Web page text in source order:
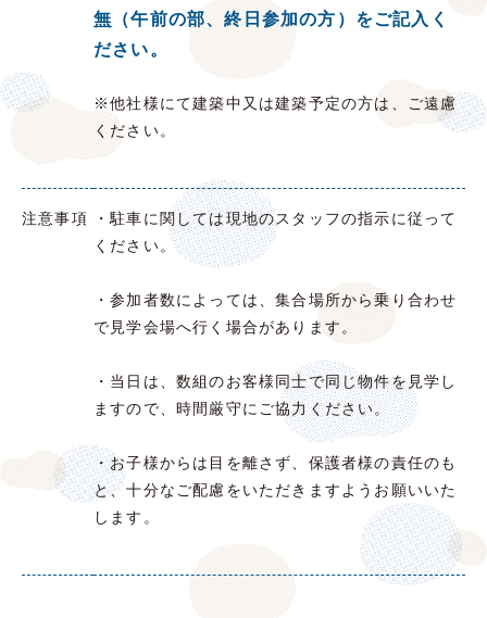
無 （午前の部、終日参加の方）をご記入く
ださい。
※他社様にて建築中又は建築予定の方は、ご遠慮
ください。
注意事項
・駐車に関しては現地のスタッフの指示に従って
ください。
・参加者数によっては、集合場所から乗り合わせ
で見学会場へ行く場合があります。
・当日は、数組のお客様同士で同じ物件を見学し
ますので、時間厳守にご協力ください。
・お子様からは目を離さず、保護者様の責任のも
と、十分なご配慮をいただきますようお願いいた
します。